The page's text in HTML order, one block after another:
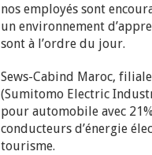
nos employés sont
un environnement
sont à l’ordre du jour.
Sews-Cabind Maroc,
(Sumitomo Electric
pour automobile avec
conducteurs d’énergie
tourisme.